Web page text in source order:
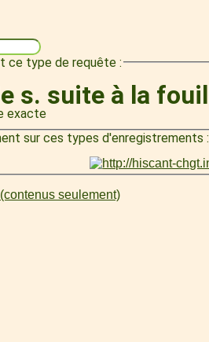
ce type de requête :
exacte
sur ces types d'enregistrements :
seulement)
s. suite à la